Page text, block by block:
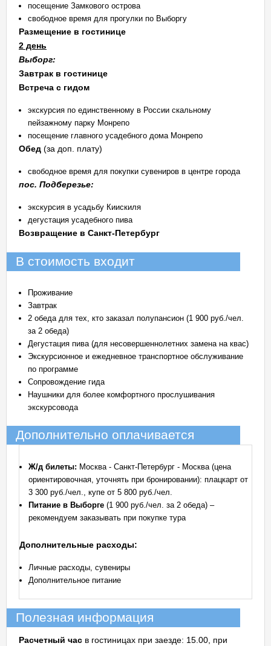
посещение Замкового острова
свободное время для прогулки по Выборгу
Размещение в гостинице
2 день
Выборг:
Завтрак в гостинице
Встреча с гидом
экскурсия по единственному в России скальному
пейзажному парку Монрепо
посещение главного усадебного дома Монрепо
Обед (за доп. плату)
свободное время для покупки сувениров в центре города
пос. Подберезье:
экскурсия в усадьбу Киискиля
дегустация усадебного пива
Возвращение в Санкт-Петербург
В стоимость входит
Проживание
Завтрак
2 обеда для тех, кто заказал полупансион (1 900 руб./чел.
за 2 обеда)
Дегустация пива (для несовершеннолетних замена на квас)
Экскурсионное и ежедневное транспортное обслуживание
по программе
Сопровождение гида
Наушники для более комфортного прослушивания
экскурсовода
Дополнительно оплачивается
Ж/д билеты: Москва - Санкт-Петербург - Москва (цена
ориентировочная, уточнять при бронировании): плацкарт от
3 300 руб./чел., купе от 5 800 руб./чел.
Питание в Выборге (1 900 руб./чел. за 2 обеда) –
рекомендуем заказывать при покупке тура
Дополнительные расходы:
Личные расходы, сувениры
Дополнительное питание
Полезная информация
Расчетный час в гостиницах при заезде: 15.00, при